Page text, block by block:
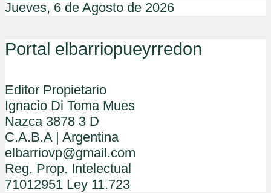
Jueves, 6 de Agosto de 2026
Portal elbarriopueyrredon
Editor Propietario
Ignacio Di Toma Mues
Nazca 3878 3 D
C.A.B.A | Argentina
elbarriovp@gmail.com
Reg. Prop. Intelectual
71012951 Ley 11.723